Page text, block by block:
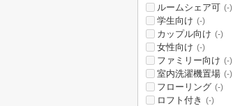
ルームシェア可 (-)
学生向け (-)
カップル向け (-)
女性向け (-)
ファミリー向け (-)
室内洗濯機置場 (-)
フローリング (-)
ロフト付き (-)